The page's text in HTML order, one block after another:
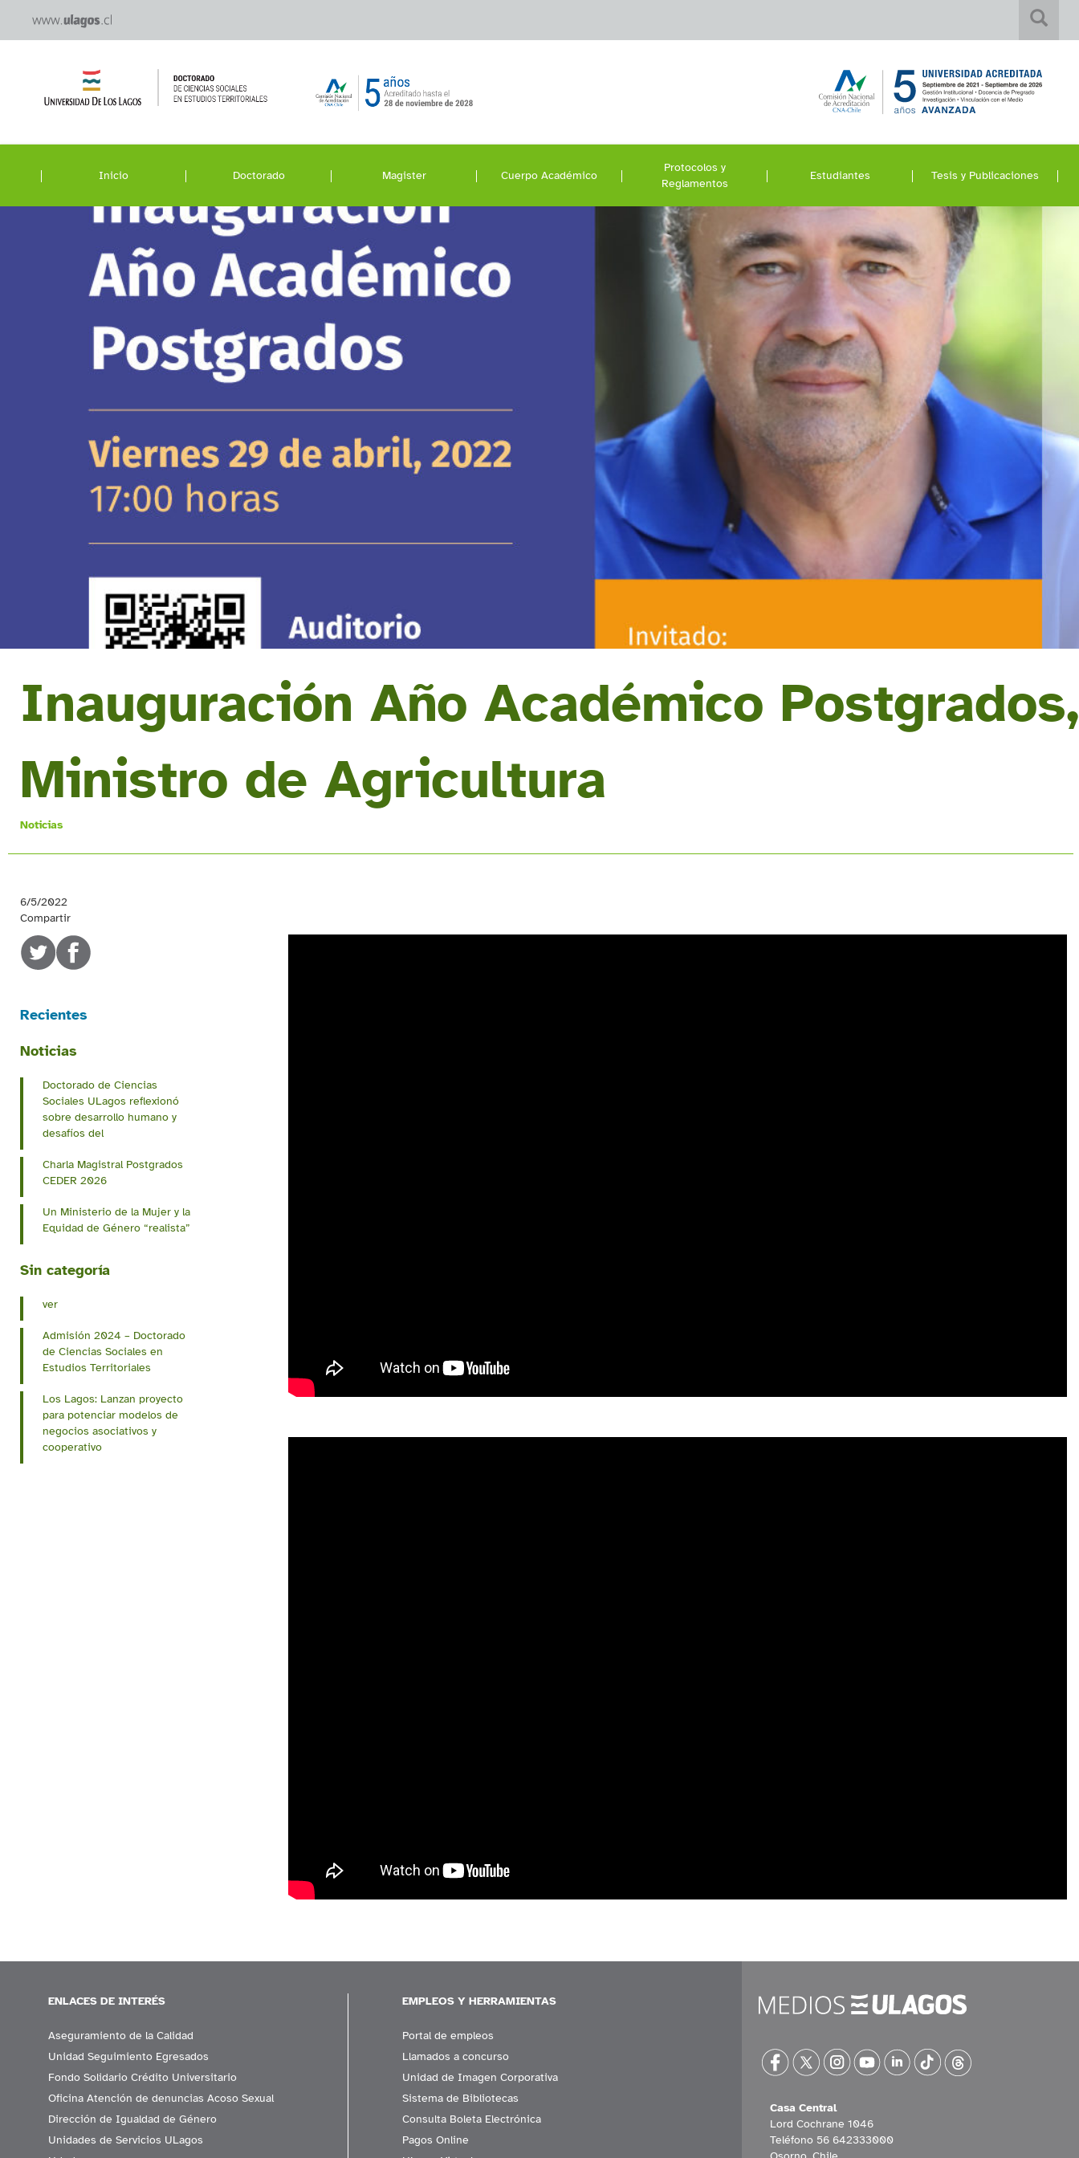
Inicio Doctorado Magister Cuerpo Académico
Protocolos y
Reglamentos
Estudiantes Tesis y Publicaciones
Inauguración Año Académico Postgrados,
Ministro de Agricultura
Noticias
6/5/2022
Compartir
Recientes
Noticias
Doctorado de Ciencias
Sociales ULagos reflexionó
sobre desarrollo humano y
desafíos del
Charla Magistral Postgrados
CEDER 2026
Un Ministerio de la Mujer y la
Equidad de Género “realista”
Sin categoría
ver
Admisión 2024 – Doctorado
de Ciencias Sociales en
Estudios Territoriales
​Los Lagos: Lanzan proyecto
para potenciar modelos de
negocios asociativos y
cooperativo
ENLACES DE INTERÉS
Aseguramiento de la Calidad
Unidad Seguimiento Egresados
Fondo Solidario Crédito Universitario
Oficina Atención de denuncias Acoso Sexual
Dirección de Igualdad de Género
Unidades de Servicios ULagos
EMPLEOS Y HERRAMIENTAS
Portal de empleos
Llamados a concurso
Unidad de Imagen Corporativa
Sistema de Bibliotecas
Consulta Boleta Electrónica
Pagos Online
Casa Central
Lord Cochrane 1046
Teléfono 56 642333000